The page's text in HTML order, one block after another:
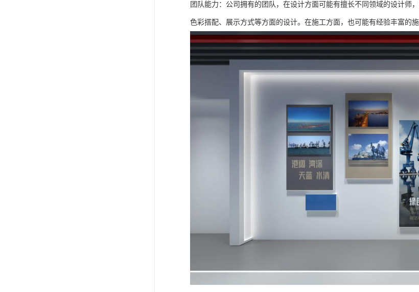
团队能力：公司拥有的团队，在设计方面可能有擅长不同领域的设计师
色彩搭配、展示方式等方面的设计。在施工方面，也可能有经验丰富的